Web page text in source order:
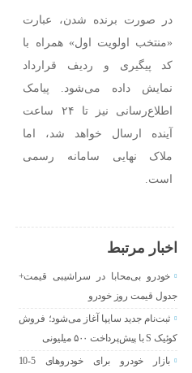
در صورت برنده شدن، عبارت
«منتخب اولویت اول» همراه با
کد پیگیری و ردیف قرارداد
نمایش داده می‌شود. پیامک
اطلاع‌رسانی نیز تا ۲۴ ساعت
آینده ارسال خواهد شد، اما
ملاک نهایی سامانه رسمی
است.
اخبار مرتبط
خودرو بی‌محابا در سراشیبی قیمت+
جدول قیمت روز خودرو
ثبت‌نام جدید سایپا آغاز می‌شود؛ فروش
کوئیک S با پیش‌پرداخت ۵۰۰ میلیونی
بازار خودرو برای خودروهای 5-10